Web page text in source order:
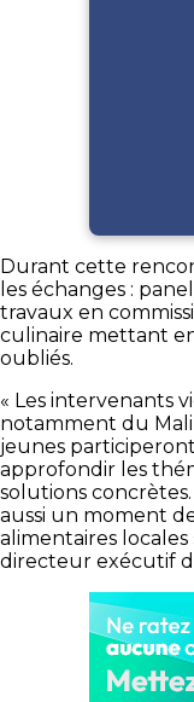
Durant cette
les échanges :
travaux en
culinaire mettant
oubliés.
« Les intervenants
notamment du
jeunes
approfondir les
solutions
aussi un moment
alimentaires
directeur exécutif